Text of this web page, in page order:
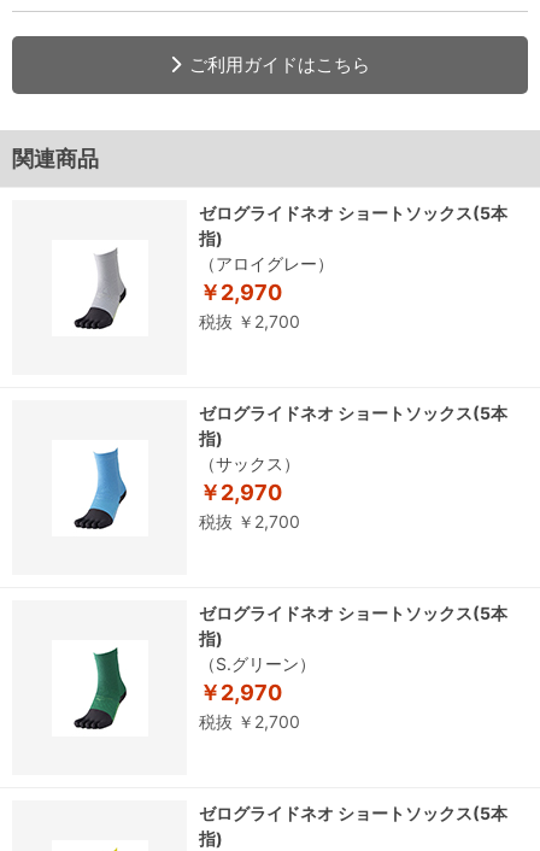
ご利用ガイドはこちら
関連商品
ゼログライドネオ ショートソックス(5本
指)
（アロイグレー）
￥2,970
税抜 ￥2,700
ゼログライドネオ ショートソックス(5本
指)
（サックス）
￥2,970
税抜 ￥2,700
ゼログライドネオ ショートソックス(5本
指)
（S.グリーン）
￥2,970
税抜 ￥2,700
ゼログライドネオ ショートソックス(5本
指)